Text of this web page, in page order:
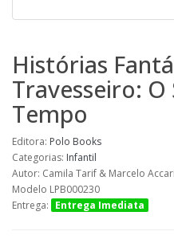
Histórias
Travesseiro:
Tempo
Editora: Polo Books
Categorias: Infantil
Autor: Camila Tarif & Marcelo
Modelo LPB000230
Entrega: Entrega Imediata